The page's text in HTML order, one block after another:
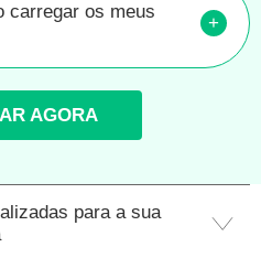
carregar os meus
+
AGORA
para a sua